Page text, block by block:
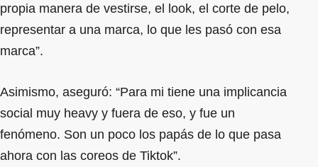
propia manera de vestirse, el look, el corte de pelo,
representar a una marca, lo que les pasó con esa
marca”.
Asimismo, aseguró: “Para mi tiene una implicancia
social muy heavy y fuera de eso, y fue un
fenómeno. Son un poco los papás de lo que pasa
ahora con las coreos de Tiktok”.